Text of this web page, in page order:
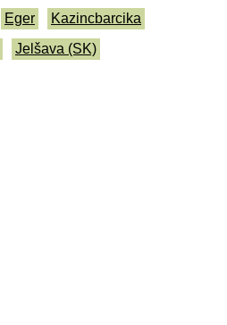
Eger
Kazincbarcika
Jelšava (SK)